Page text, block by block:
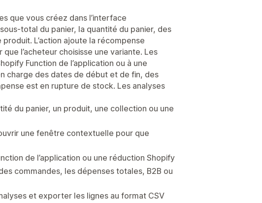
que vous créez dans l’interface
total du panier, la quantité du panier, des
L’action ajoute la récompense
l’acheteur choisisse une variante. Les
Function de l’application ou à une
charge des dates de début et de fin, des
est en rupture de stock. Les analyses
du panier, un produit, une collection ou une
une fenêtre contextuelle pour que
de l’application ou une réduction Shopify
commandes, les dépenses totales, B2B ou
et exporter les lignes au format CSV